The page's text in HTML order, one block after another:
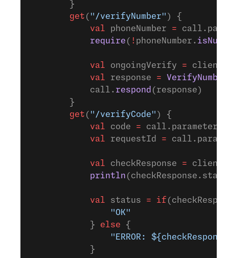
        }
        get
( "/verifyNumber" ) {
            val
phoneNumber =
            require
( ! phoneNumber.
            val
ongoingVerify =
            val
response =
            call.
respond (response)
        }
        get
( "/verifyCode" ) {
            val
code = call.parameters[
            val
requestId =
            val
checkResponse =
            println
            val
status = if
                "OK"
            }
else {
"ERROR:
            }